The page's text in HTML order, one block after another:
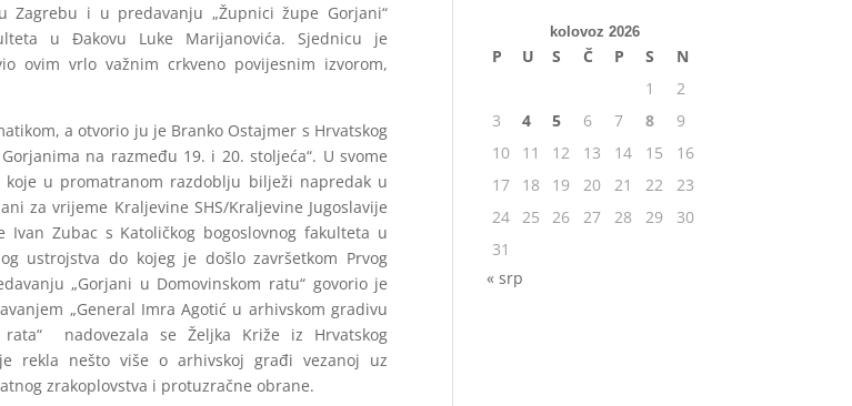
Zagrebu i u predavanju „Župnici župe Gorjani“
u Đakovu Luke Marijanovića. Sjednicu je
ovim vrlo važnim crkveno povijesnim izvorom,
a otvorio ju je Branko Ostajmer s Hrvatskog
na razmeđu 19. i 20. stoljeća“. U svome
u promatranom razdoblju bilježi napredak u
za vrijeme Kraljevine SHS/Kraljevine Jugoslavije
Ivan Zubac s Katoličkog bogoslovnog fakulteta u
ustrojstva do kojeg je došlo završetkom Prvog
„Gorjani u Domovinskom ratu“ govorio je
„General Imra Agotić u arhivskom gradivu
rata“ nadovezala se Željka Križe iz Hrvatskog
rekla nešto više o arhivskoj građi vezanoj uz
zrakoplovstva i protuzračne obrane.
kolovoz 2026
P U S Č P S
N
1
2
3
4 5 6 7 8
9
10
11 12 13 14 15
16
17
18 19 20 21 22
23
24 25 26 27 28 29
30
31
« srp